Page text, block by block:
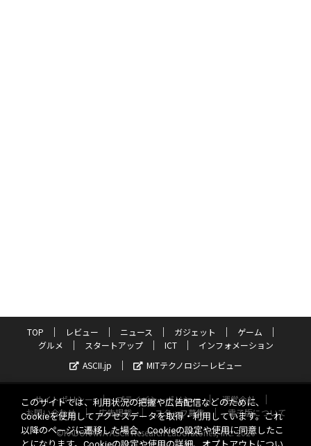
TOP レビュー ニュース ガジェット
ゲーム
グルメ
スタートアップ ICT
インフォメーション
ASCII.jp
MITテクノロジーレビュー
サイトポリシー プライバシーポリシー
運営会社
お問い合わせ
広告掲載 スタッフ募集
電子版について
©KADOKAWA ASCII Research Laboratories, Inc. 2026
このサイトでは、利用状況の把握や広告配信などのために、
Cookieを使用してアクセスデータを取得・利用しています。これ
以降のページに遷移した場合、Cookieの設定や使用に同意したこ